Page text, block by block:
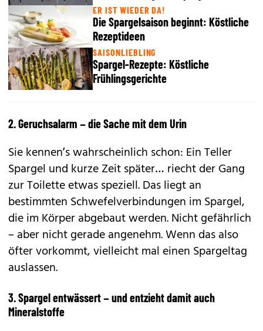
ER IST WIEDER DA!
Die Spargelsaison beginnt: Köstliche
Rezeptideen
SAISONLIEBLING
Spargel-Rezepte: Köstliche
Frühlingsgerichte
2. Geruchsalarm – die Sache mit dem Urin
Sie kennen’s wahrscheinlich schon: Ein Teller
Spargel und kurze Zeit später… riecht der Gang
zur Toilette etwas speziell. Das liegt an
bestimmten Schwefelverbindungen im Spargel,
die im Körper abgebaut werden. Nicht gefährlich
– aber nicht gerade angenehm. Wenn das also
öfter vorkommt, vielleicht mal einen Spargeltag
auslassen.
3. Spargel entwässert – und entzieht damit auch
Mineralstoffe